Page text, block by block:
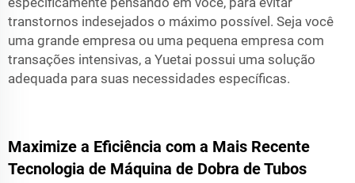
transtornos indesejados o máximo possível. Seja você
uma grande empresa ou uma pequena empresa com
transações intensivas, a Yuetai possui uma solução
adequada para suas necessidades específicas.
Maximize a Eficiência com a Mais Recente
Tecnologia de Máquina de Dobra de Tubos